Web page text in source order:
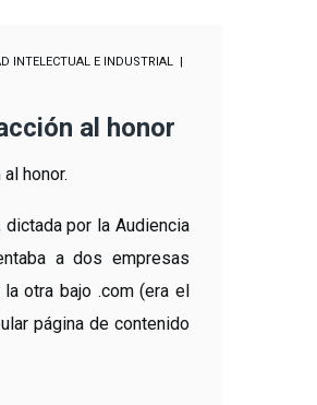
INTELECTUAL E INDUSTRIAL
al honor
honor.
por la Audiencia
a dos empresas
otra bajo .com (era el
página de contenido